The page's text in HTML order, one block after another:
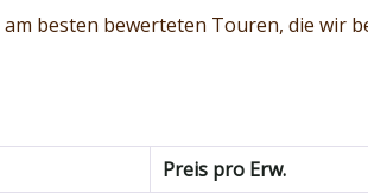
besten bewerteten Touren, die wir
Preis pro Erw.